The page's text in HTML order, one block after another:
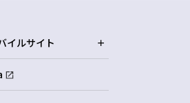
イルサイト